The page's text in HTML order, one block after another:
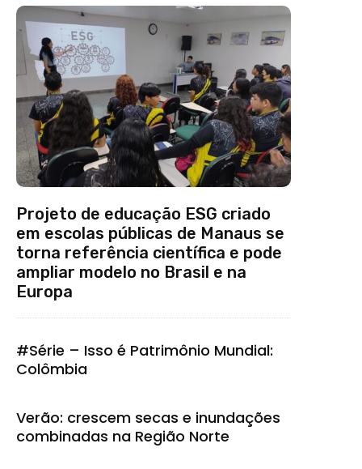
Projeto de educação ESG criado
em escolas públicas de Manaus se
torna referência científica e pode
ampliar modelo no Brasil e na
Europa
#Série – Isso é Patrimônio Mundial:
Colômbia
Verão: crescem secas e inundações
combinadas na Região Norte